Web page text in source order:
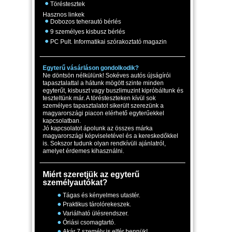
Töréstesztek
Hasznos linkek
Dobozos teherautó bérlés
9 személyes kisbusz bérlés
PC Pult. Informatikai szórakoztató magazin
Egyterű vásárláson gondolkodik?
Ne döntsön nélkülünk! Sokéves autós újságírói
tapasztalattal a hátunk mögött szinte minden
egyterűt, kisbuszt vagy buszlimuzint kipróbáltunk és
teszteltünk már. A törésteszteken kívül sok
személyes tapasztalatot sikerült szerezünk a
magyarországi piacon elérhető egyterűekkel
kapcsolatban.
Jó kapcsolatot ápolunk az összes márka
magyarországi képviseletével és a kereskedőkkel
is. Sokszor tudunk olyan rendkívüli ajánlatról,
amelyet érdemes kihasználni.
Miért szeretjük az egyterű
személyautókat?
Tágas és kényelmes utastér.
Praktikus tárolórekeszek.
Variálható ülésrendszer.
Óriási csomagtartó.